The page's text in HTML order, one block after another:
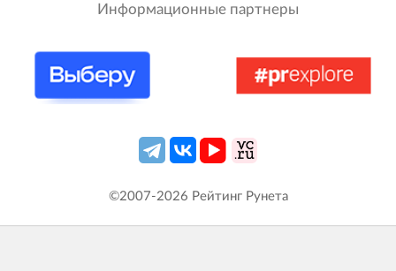
Информационные партнеры
©2007-2026 Рейтинг Рунета